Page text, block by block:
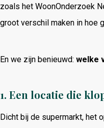
zoals het WoonOnderzoek
groot verschil maken in hoe
En we zijn benieuwd: welke
1. Een locatie die
Dicht bij de supermarkt, het